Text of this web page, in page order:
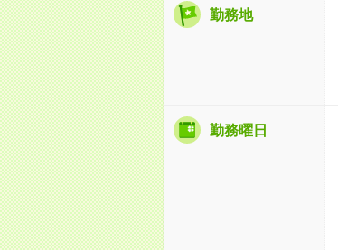
勤務地
勤務曜日